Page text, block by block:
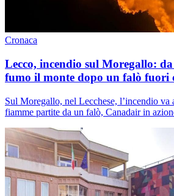
Cronaca
Lecco, incendio sul Moregallo:
fumo il monte dopo un falò fuori
Sul Moregallo, nel Lecchese, l’incendio va
fiamme partite da un falò, Canadair in